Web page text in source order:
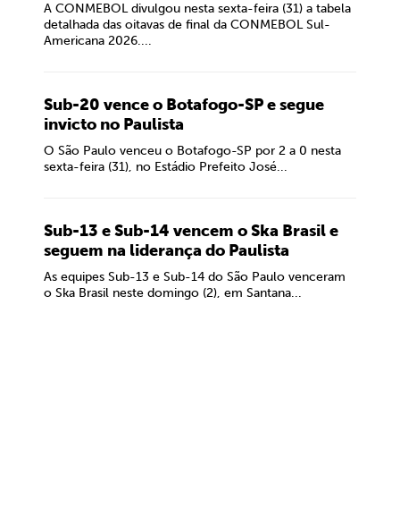
A CONMEBOL divulgou nesta sexta-feira (31) a tabela
detalhada das oitavas de final da CONMEBOL Sul-
Americana 2026....
Sub-20 vence o Botafogo-SP e segue
invicto no Paulista
O São Paulo venceu o Botafogo-SP por 2 a 0 nesta
sexta-feira (31), no Estádio Prefeito José...
Sub-13 e Sub-14 vencem o Ska Brasil e
seguem na liderança do Paulista
As equipes Sub-13 e Sub-14 do São Paulo venceram
o Ska Brasil neste domingo (2), em Santana...